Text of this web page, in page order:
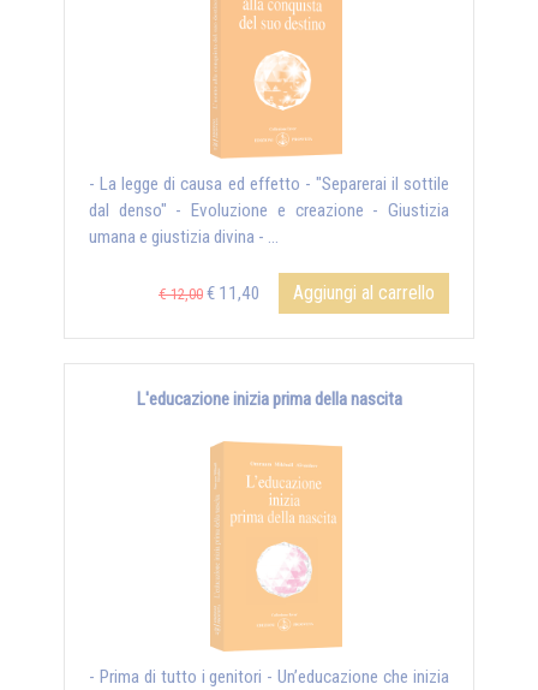
- La legge di causa ed effetto - "Separerai il sottile
dal denso" - Evoluzione e creazione - Giustizia
umana e giustizia divina - ...
€ 12,00 € 11,40 Aggiungi al carrello
L'educazione inizia prima della nascita
- Prima di tutto i genitori - Un’educazione che inizia